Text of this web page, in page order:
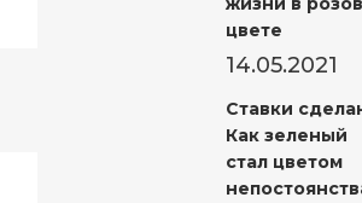
цвете
14.05.2021
Ставки
Как зеленый
стал цветом